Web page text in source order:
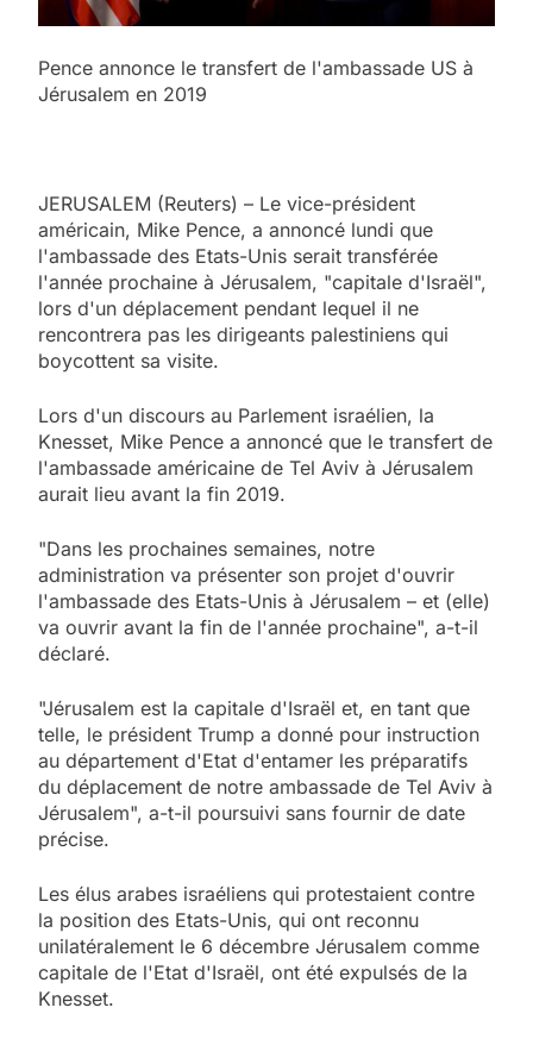
Pence annonce le transfert de l'ambassade US à
Jérusalem en 2019
JERUSALEM (Reuters) – Le vice-président
américain, Mike Pence, a annoncé lundi que
l'ambassade des Etats-Unis serait transférée
l'année prochaine à Jérusalem, "capitale d'Israël",
lors d'un déplacement pendant lequel il ne
rencontrera pas les dirigeants palestiniens qui
boycottent sa visite.
Lors d'un discours au Parlement israélien, la
Knesset, Mike Pence a annoncé que le transfert de
l'ambassade américaine de Tel Aviv à Jérusalem
aurait lieu avant la fin 2019.
"Dans les prochaines semaines, notre
administration va présenter son projet d'ouvrir
l'ambassade des Etats-Unis à Jérusalem – et (elle)
va ouvrir avant la fin de l'année prochaine", a-t-il
déclaré.
"Jérusalem est la capitale d'Israël et, en tant que
telle, le président Trump a donné pour instruction
au département d'Etat d'entamer les préparatifs
du déplacement de notre ambassade de Tel Aviv à
Jérusalem", a-t-il poursuivi sans fournir de date
précise.
Les élus arabes israéliens qui protestaient contre
la position des Etats-Unis, qui ont reconnu
unilatéralement le 6 décembre Jérusalem comme
capitale de l'Etat d'Israël, ont été expulsés de la
Knesset.